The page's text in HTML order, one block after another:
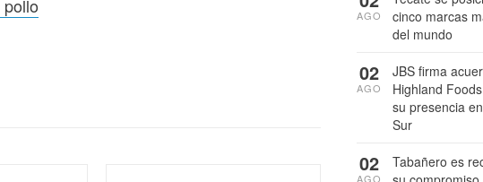
cinco marcas
del mundo
AGO
JBS firma
Highland
su presencia
Sur
02
AGO
Tabañero es
02
AGO